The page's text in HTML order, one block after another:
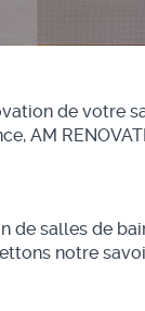
de votre
AM
de salles de
notre